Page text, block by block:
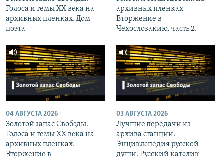
Голоса и темы XX века на
архивных пленках. Дом
поэта
архивных пленках.
Вторжение в
Чехословакию, часть 2.
04 АВГУСТА 2026
Золотой запас Свободы.
Голоса и темы XX века на
архивных пленках.
Вторжение в
03 АВГУСТА 2026
Лучшие передачи из
архива станции.
Энциклопедия русской
души. Русский католик